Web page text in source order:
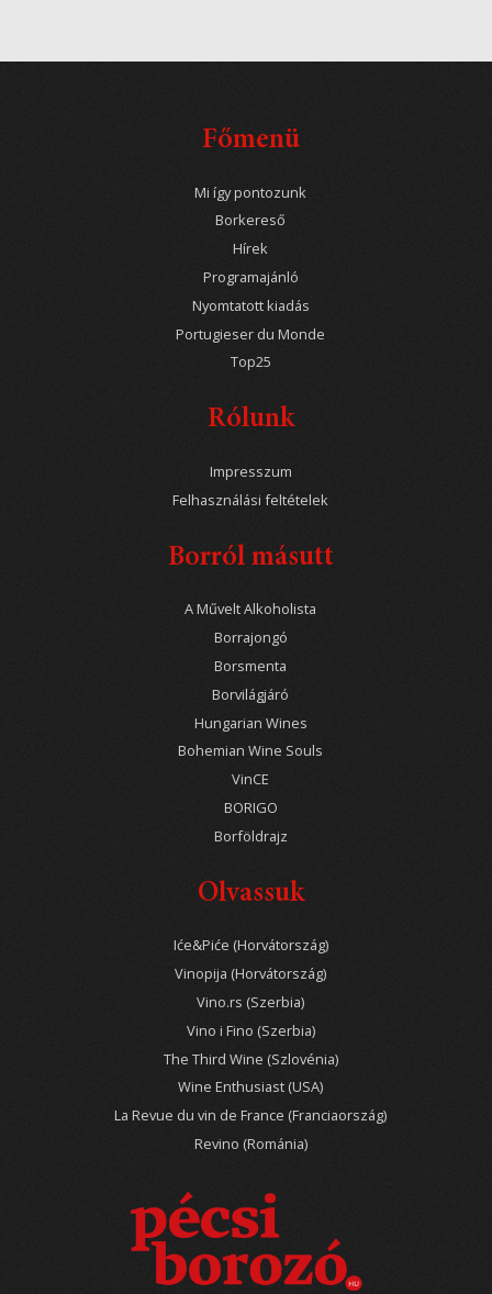
Főmenü
Mi így pontozunk
Borkereső
Hírek
Programajánló
Nyomtatott kiadás
Portugieser du Monde
Top25
Rólunk
Impresszum
Felhasználási feltételek
Borról másutt
A Művelt Alkoholista
Borrajongó
Borsmenta
Borvilágjáró
Hungarian Wines
Bohemian Wine Souls
VinCE
BORIGO
Borföldrajz
Olvassuk
Iće&Piće (Horvátország)
Vinopija (Horvátország)
Vino.rs (Szerbia)
Vino i Fino (Szerbia)
The Third Wine (Szlovénia)
Wine Enthusiast (USA)
La Revue du vin de France (Franciaország)
Revino (Románia)